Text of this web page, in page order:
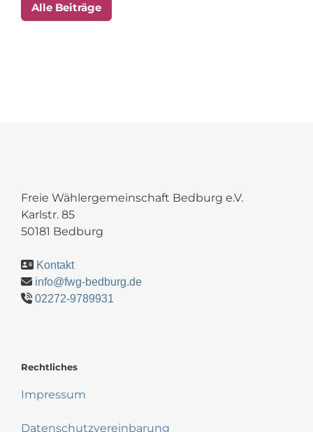
Alle Beiträge
Freie Wählergemeinschaft Bedburg e.V.
Karlstr. 85
50181 Bedburg
Kontakt
info@fwg-bedburg.de
02272-9789931
Rechtliches
Impressum
Datenschutzvereinbarung